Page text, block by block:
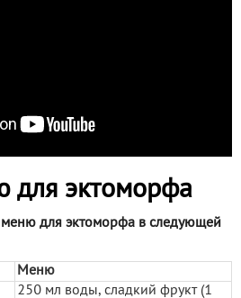
для эктоморфа
для эктоморфа в следующей
Меню
250 мл воды, сладкий фрукт (1